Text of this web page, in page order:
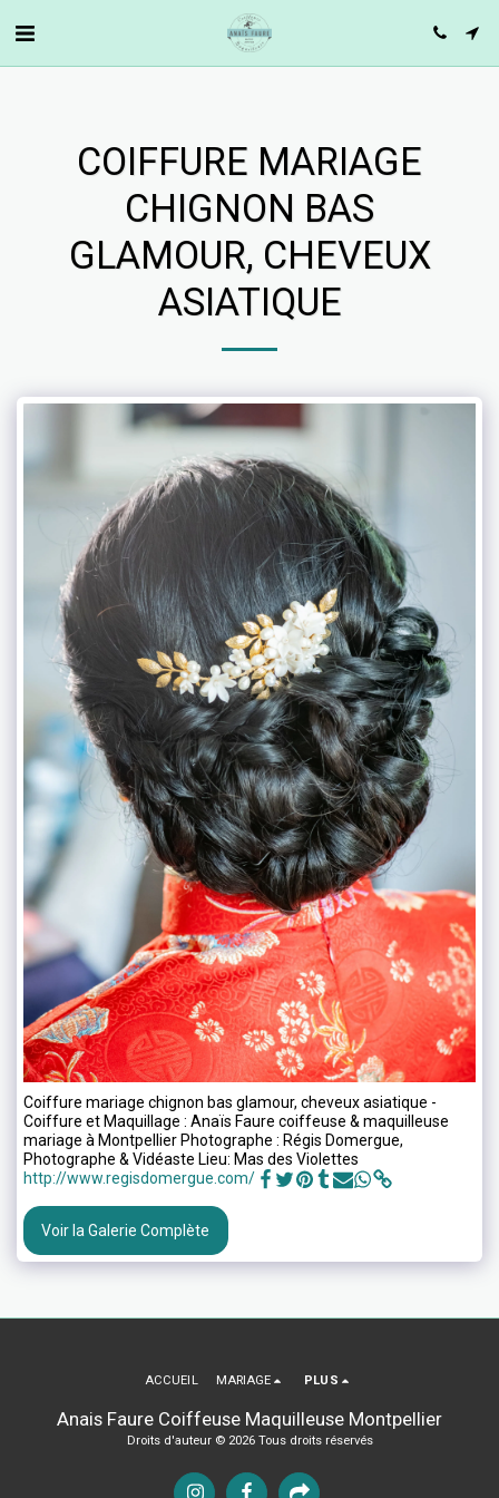
COIFFURE MARIAGE
CHIGNON BAS
GLAMOUR, CHEVEUX
ASIATIQUE
Coiffure mariage chignon bas glamour, cheveux asiatique -
Coiffure et Maquillage : Anaïs Faure coiffeuse & maquilleuse
mariage à Montpellier Photographe : Régis Domergue,
Photographe & Vidéaste Lieu: Mas des Violettes
http://www.regisdomergue.com/
Voir la Galerie Complète
Anais Faure Coiffeuse Maquilleuse Montpellier
Droits d'auteur © 2026 Tous droits réservés
ACCUEIL MARIAGE PLUS